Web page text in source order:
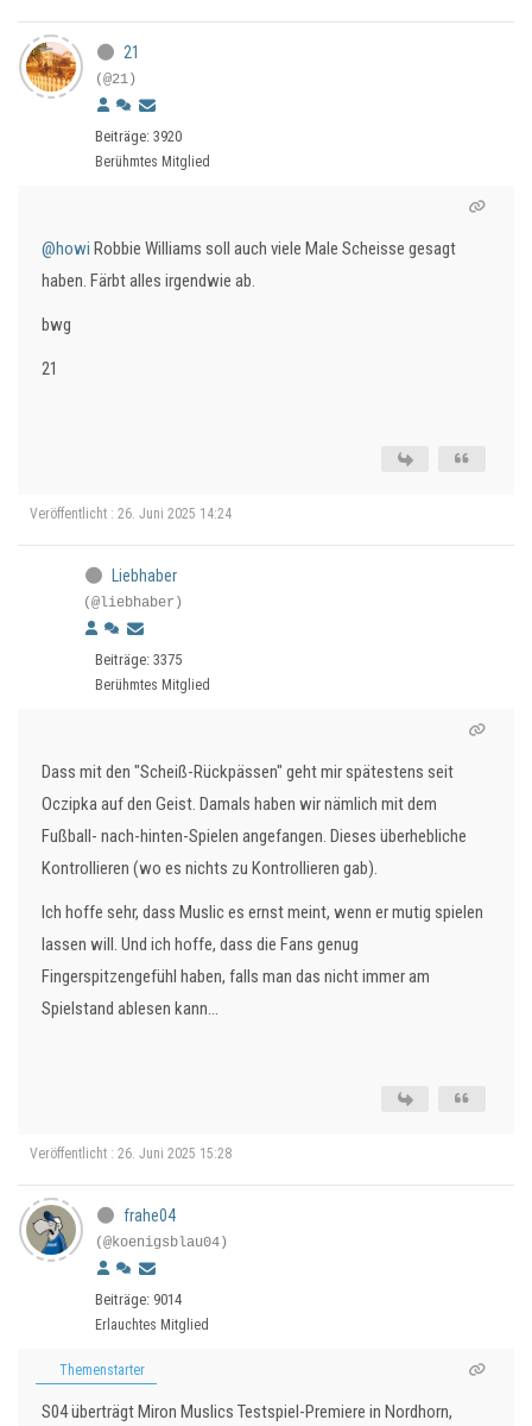
21
(@21)
Beiträge: 3920
Berühmtes Mitglied
@howi Robbie Williams soll auch viele Male Scheisse gesagt
haben. Färbt alles irgendwie ab.
bwg
21
Veröffentlicht : 26. Juni 2025 14:24
Liebhaber
(@liebhaber)
Beiträge: 3375
Berühmtes Mitglied
Dass mit den "Scheiß-Rückpässen" geht mir spätestens seit
Oczipka auf den Geist. Damals haben wir nämlich mit dem
Fußball- nach-hinten-Spielen angefangen. Dieses überhebliche
Kontrollieren (wo es nichts zu Kontrollieren gab).
Ich hoffe sehr, dass Muslic es ernst meint, wenn er mutig spielen
lassen will. Und ich hoffe, dass die Fans genug
Fingerspitzengefühl haben, falls man das nicht immer am
Spielstand ablesen kann...
Veröffentlicht : 26. Juni 2025 15:28
frahe04
(@koenigsblau04)
Beiträge: 9014
Erlauchtes Mitglied
Themenstarter
S04 überträgt Miron Muslics Testspiel-Premiere in Nordhorn,